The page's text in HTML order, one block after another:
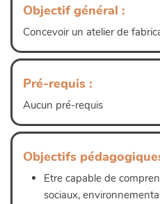
Objectif général :
Concevoir un atelier de
Pré-requis :
Aucun pré-requis
Objectifs
Etre capable de
sociaux,